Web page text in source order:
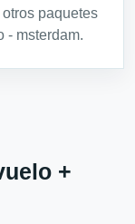
paquetes
- msterdam.
+